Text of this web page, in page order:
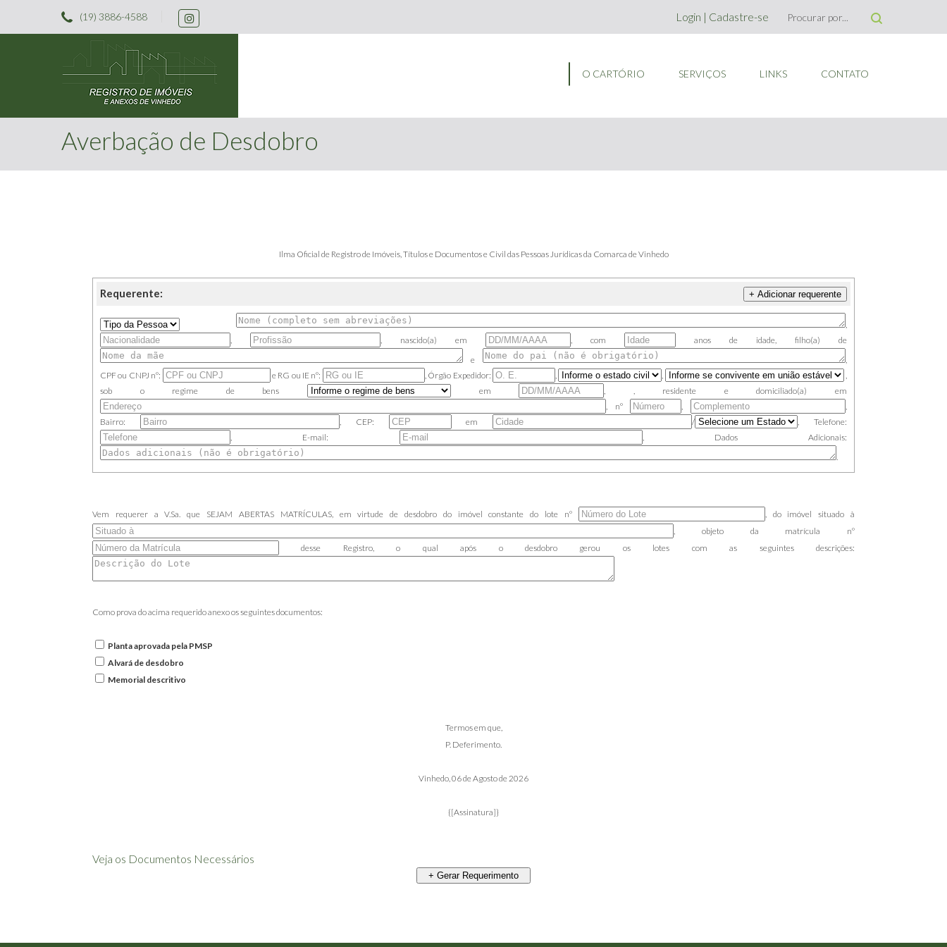
(19) 3886-4588 Login | Cadastre-se
O CARTÓRIO SERVIÇOS LINKS CONTATO
Averbação de Desdobro
Ilma Oficial de Registro de Imóveis, Títulos e Documentos e Civil das Pessoas Jurídicas da Comarca de Vinhedo
Requerente: + Adicionar requerente
,
,
, nascido(a) em , com
anos de idade, filho(a) de
e
,
CPF ou CNPJ nº: e RG ou IE nº: , Órgão Expedidor: , ,
,
sob o regime de bens
em , , residente e domiciliado(a) em
, nº
,
,
Bairro:
, CEP: em /
, Telefone:
, E-mail:
, Dados Adicionais:
.
Vem requerer a V.Sa. que SEJAM ABERTAS MATRÍCULAS, em virtude de desdobro do imóvel constante do lote nº
, do imóvel situado à
, objeto da matrícula nº
desse Registro, o qual após o desdobro gerou os lotes com as seguintes descrições:
Como prova do acima requerido anexo os seguintes documentos:
Planta aprovada pela PMSP
Alvará de desdobro
Memorial descritivo
Termos em que,
P. Deferimento.
Vinhedo,06 de Agosto de 2026
{[Assinatura]}
Veja os Documentos Necessários
+ Gerar Requerimento